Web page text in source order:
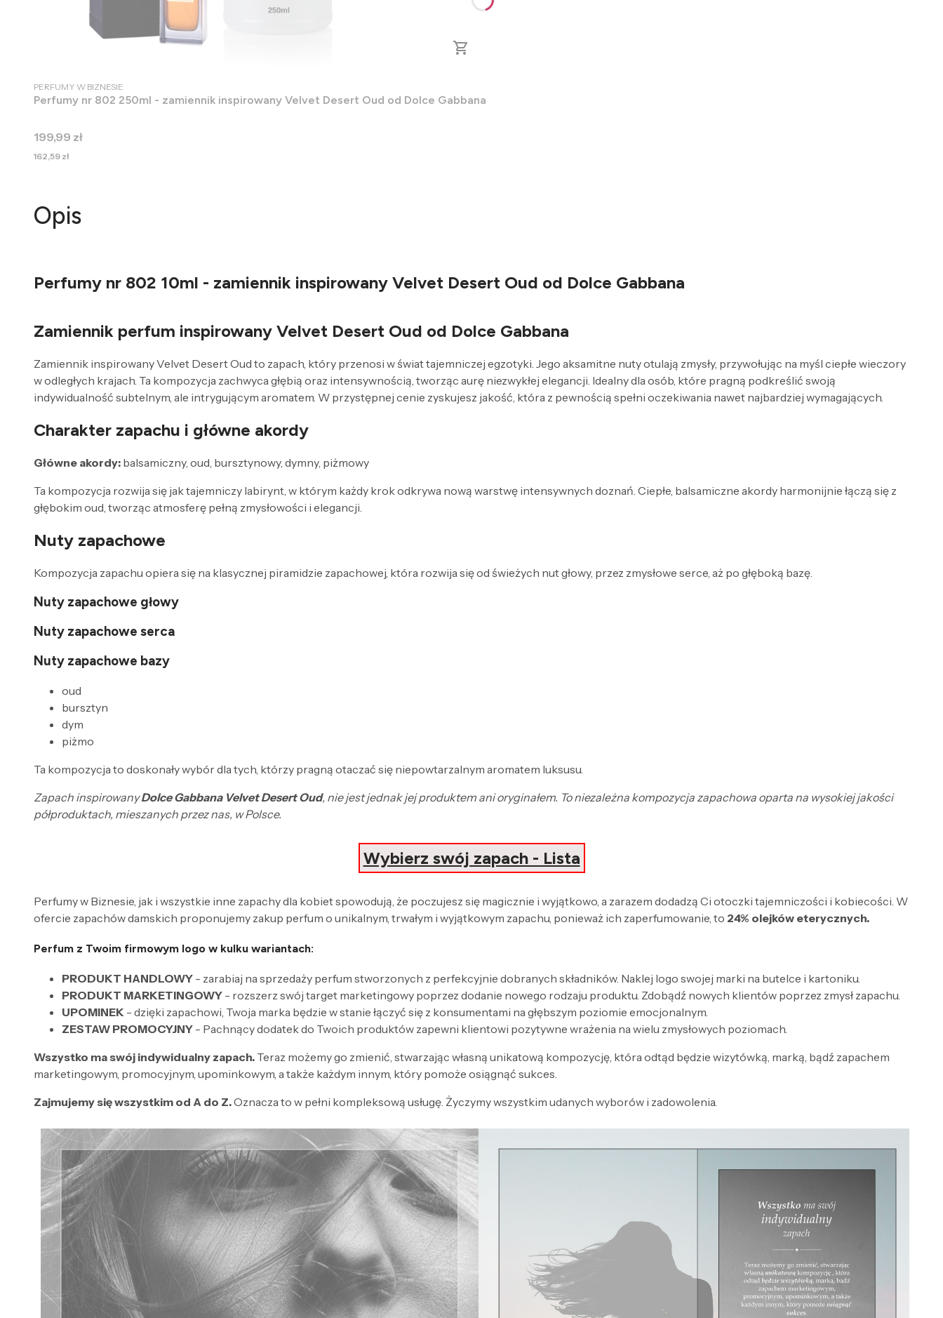
PRODUCENT
PERFUMY W BIZNESIE
Perfumy nr 802 250ml - zamiennik inspirowany Velvet Desert Oud od Dolce Gabbana
Cena
199,99 zł
Cena
162,59 zł
Opis
Perfumy nr 802 10ml - zamiennik inspirowany Velvet Desert Oud od Dolce Gabbana
Zamiennik perfum inspirowany Velvet Desert Oud od Dolce Gabbana
Zamiennik inspirowany Velvet Desert Oud to zapach, który przenosi w świat tajemniczej egzotyki. Jego aksamitne nuty otulają zmysły, przywołując na myśl ciepłe wieczory
w odległych krajach. Ta kompozycja zachwyca głębią oraz intensywnością, tworząc aurę niezwykłej elegancji. Idealny dla osób, które pragną podkreślić swoją
indywidualność subtelnym, ale intrygującym aromatem. W przystępnej cenie zyskujesz jakość, która z pewnością spełni oczekiwania nawet najbardziej wymagających.
Charakter zapachu i główne akordy
Główne akordy: balsamiczny, oud, bursztynowy, dymny, piżmowy
Ta kompozycja rozwija się jak tajemniczy labirynt, w którym każdy krok odkrywa nową warstwę intensywnych doznań. Ciepłe, balsamiczne akordy harmonijnie łączą się z
głębokim oud, tworząc atmosferę pełną zmysłowości i elegancji.
Nuty zapachowe
Kompozycja zapachu opiera się na klasycznej piramidzie zapachowej, która rozwija się od świeżych nut głowy, przez zmysłowe serce, aż po głęboką bazę.
Nuty zapachowe głowy
Nuty zapachowe serca
Nuty zapachowe bazy
oud
bursztyn
dym
piżmo
Ta kompozycja to doskonały wybór dla tych, którzy pragną otaczać się niepowtarzalnym aromatem luksusu.
Zapach inspirowanyDolce Gabbana Velvet Desert Oud, nie jest jednak jej produktem ani oryginałem. To niezależna kompozycja zapachowa oparta na wysokiej jakości
półproduktach, mieszanych przez nas, w Polsce.
Wybierz swój zapach - Lista
Perfumy w Biznesie, jak i wszystkie inne zapachy dla kobiet spowodują, że poczujesz się magicznie i wyjątkowo, a zarazem dodadzą Ci otoczki tajemniczości i kobiecości. W
ofercie zapachów damskich proponujemy zakup perfum o unikalnym, trwałym i wyjątkowym zapachu, ponieważ ich zaperfumowanie, to 24% olejków eterycznych.
Perfum z Twoim firmowym logo w kulku wariantach:
PRODUKT HANDLOWY - zarabiaj na sprzedaży perfum stworzonych z perfekcyjnie dobranych składników. Naklej logo swojej marki na butelce i kartoniku.
PRODUKT MARKETINGOWY - rozszerz swój target marketingowy poprzez dodanie nowego rodzaju produktu. Zdobądź nowych klientów poprzez zmysł zapachu.
UPOMINEK - dzięki zapachowi, Twoja marka będzie w stanie łączyć się z konsumentami na głębszym poziomie emocjonalnym.
ZESTAW PROMOCYJNY - Pachnący dodatek do Twoich produktów zapewni klientowi pozytywne wrażenia na wielu zmysłowych poziomach.
Wszystko ma swój indywidualny zapach. Teraz możemy go zmienić, stwarzając własną unikatową kompozycję, która odtąd będzie wizytówką, marką, bądź zapachem
marketingowym, promocyjnym, upominkowym, a także każdym innym, który pomoże osiągnąć sukces.
Zajmujemy się wszystkim od A do Z.Oznacza to w pełni kompleksową usługę. Życzymy wszystkim udanych wyborów i zadowolenia.